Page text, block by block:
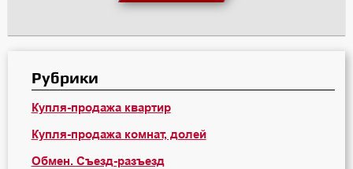
Рубрики
Купля-продажа квартир
Купля-продажа комнат, долей
Обмен. Съезд-разъезд